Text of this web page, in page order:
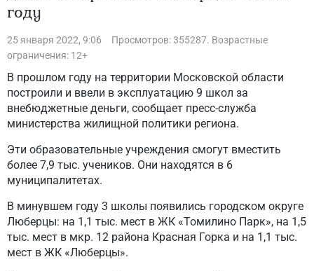
году
25 января 2022, 9:06
Просмотров: 355287. Возрастные
ограничения: 12+
В прошлом году на территории Московской области
построили и ввели в эксплуатацию 9 школ за
внебюджетные деньги, сообщает пресс-служба
министерства жилищной политики региона.
Эти образовательные учреждения смогут вместить
более 7,9 тыс. учеников. Они находятся в 6
муниципалитетах.
В минувшем году 3 школы появились городском округе
Люберцы: на 1,1 тыс. мест в ЖК «Томилино Парк», на 1,5
тыс. мест в мкр. 12 района Красная Горка и на 1,1 тыс.
мест в ЖК «Люберцы».